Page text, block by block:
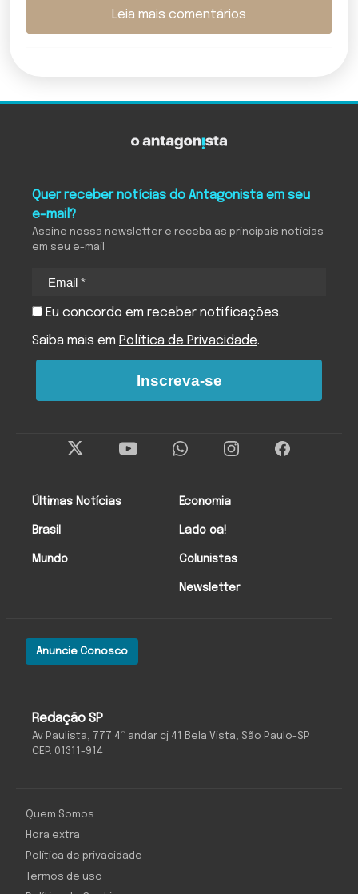
Leia mais comentários
Redação SP
Av Paulista, 777 4º andar cj 41 Bela Vista, São Paulo-SP
CEP: 01311-914
Anuncie Conosco
Últimas Notícias
Brasil
Mundo
Economia
Lado oa!
Colunistas
Newsletter
Quer receber notícias do Antagonista em seu
e-mail?
Assine nossa newsletter e receba as principais notícias
em seu e-mail
Eu concordo em receber notificações.
Saiba mais em Política de Privacidade.
Inscreva-se
Quem Somos
Hora extra
Política de privacidade
Termos de uso